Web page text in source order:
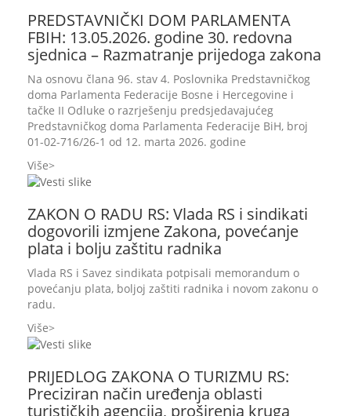
PREDSTAVNIČKI DOM PARLAMENTA
FBIH: 13.05.2026. godine 30. redovna
sjednica – Razmatranje prijedoga zakona
Na osnovu člana 96. stav 4. Poslovnika Predstavničkog
doma Parlamenta Federacije Bosne i Hercegovine i
tačke II Odluke o razrješenju predsjedavajućeg
Predstavničkog doma Parlamenta Federacije BiH, broj
01-02-716/26-1 od 12. marta 2026. godine
Više
ZAKON O RADU RS: Vlada RS i sindikati
dogovorili izmjene Zakona, povećanje
plata i bolju zaštitu radnika
Vlada RS i Savez sindikata potpisali memorandum o
povećanju plata, boljoj zaštiti radnika i novom zakonu o
radu.
Više
PRIJEDLOG ZAKONA O TURIZMU RS:
Preciziran način uređenja oblasti
turističkih agencija, proširenja kruga